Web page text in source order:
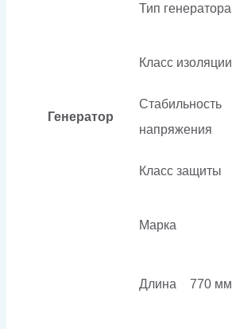
Генератор
Тип генератора
Класс изоляции
Стабильность
напряжения
Класс защиты
Марка
Длина 770 мм